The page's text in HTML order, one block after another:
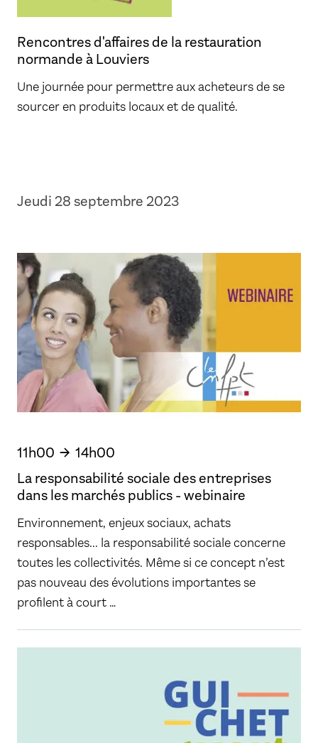
Rencontres d'affaires de la restauration
normande à Louviers
Une journée pour permettre aux acheteurs de se
sourcer en produits locaux et de qualité.
Jeudi 28 septembre 2023
La responsabilité sociale des entreprises
dans les marchés publics - webinaire
11h00 14h00
Environnement, enjeux sociaux, achats
responsables... la responsabilité sociale concerne
toutes les collectivités. Même si ce concept n’est
pas nouveau des évolutions importantes se
profilent à court …